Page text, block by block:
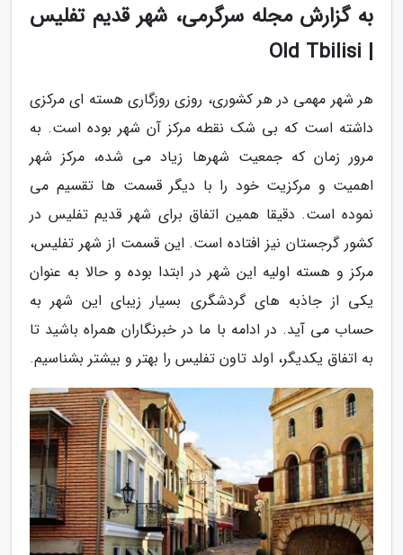
به گزارش مجله سرگرمی، شهر قدیم تفلیس
| Old Tbilisi
هر شهر مهمی در هر کشوری، روزی روزگاری هسته ای مرکزی
داشته است که بی شک نقطه مرکز آن شهر بوده است. به
مرور زمان که جمعیت شهرها زیاد می شده، مرکز شهر
اهمیت و مرکزیت خود را با دیگر قسمت ها تقسیم می
نموده است. دقیقا همین اتفاق برای شهر قدیم تفلیس در
کشور گرجستان نیز افتاده است. این قسمت از شهر تفلیس،
مرکز و هسته اولیه این شهر در ابتدا بوده و حالا به عنوان
یکی از جاذبه های گردشگری بسیار زیبای این شهر به
حساب می آید. در ادامه با ما در خبرنگاران همراه باشید تا
به اتفاق یکدیگر، اولد تاون تفلیس را بهتر و بیشتر بشناسیم.